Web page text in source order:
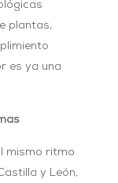
plantas,
es ya una
mismo ritmo
y León,